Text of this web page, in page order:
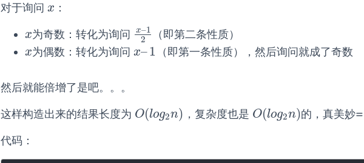
对于询问 x
x ：
x
x为奇数：转化为询问 x–1
2
x–1 2（即第二条性质）
x
x为偶数：转化为询问 x–1
x–1 （即第一条性质），然后询问就成了奇数
然后就能倍增了是吧。。。
这样构造出来的结果长度为 O(log2n)
O(log2n) ，复杂度也是 O(log2n)
O(log2n) 的，真美妙
代码：